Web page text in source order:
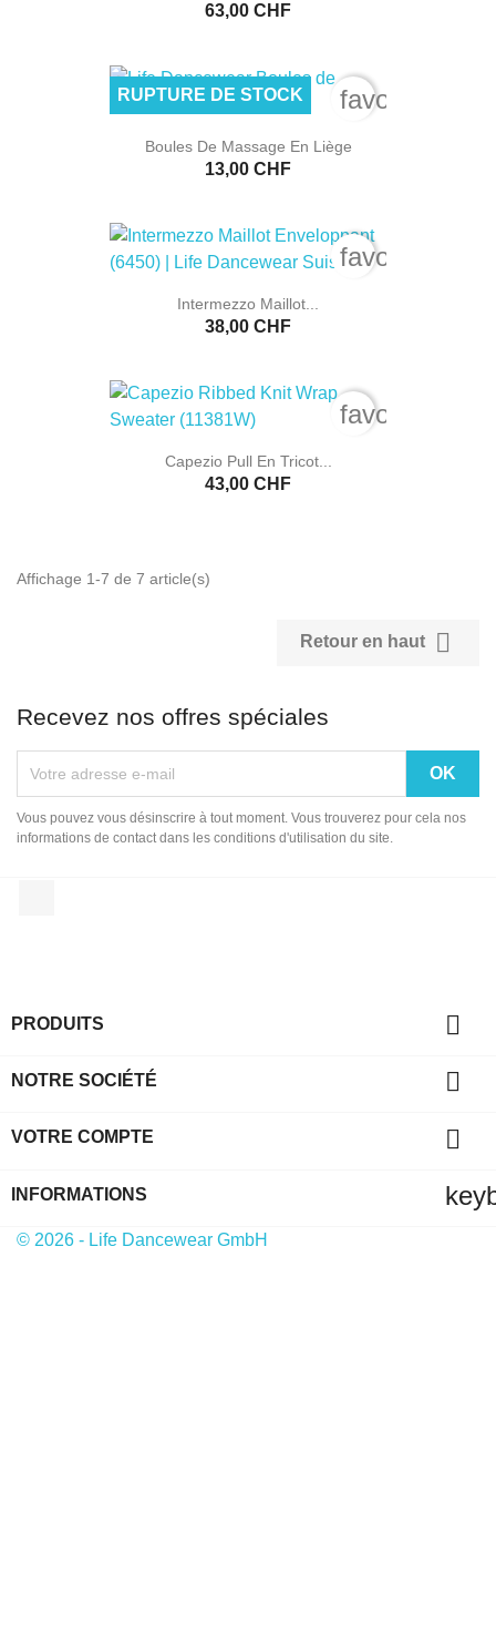
63,00 CHF
Boules De Massage En Liège
13,00 CHF
RUPTURE DE STOCK
Intermezzo Maillot...
38,00 CHF
Capezio Pull En Tricot...
43,00 CHF
Affichage 1-7 de 7 article(s)
Retour en haut 
Recevez nos offres spéciales
Vous pouvez vous désinscrire à tout moment. Vous trouverez pour cela nos
informations de contact dans les conditions d'utilisation du site.
PRODUITS 
NOTRE SOCIÉTÉ 
VOTRE COMPTE 
INFORMATIONS
© 2026 - Life Dancewear GmbH